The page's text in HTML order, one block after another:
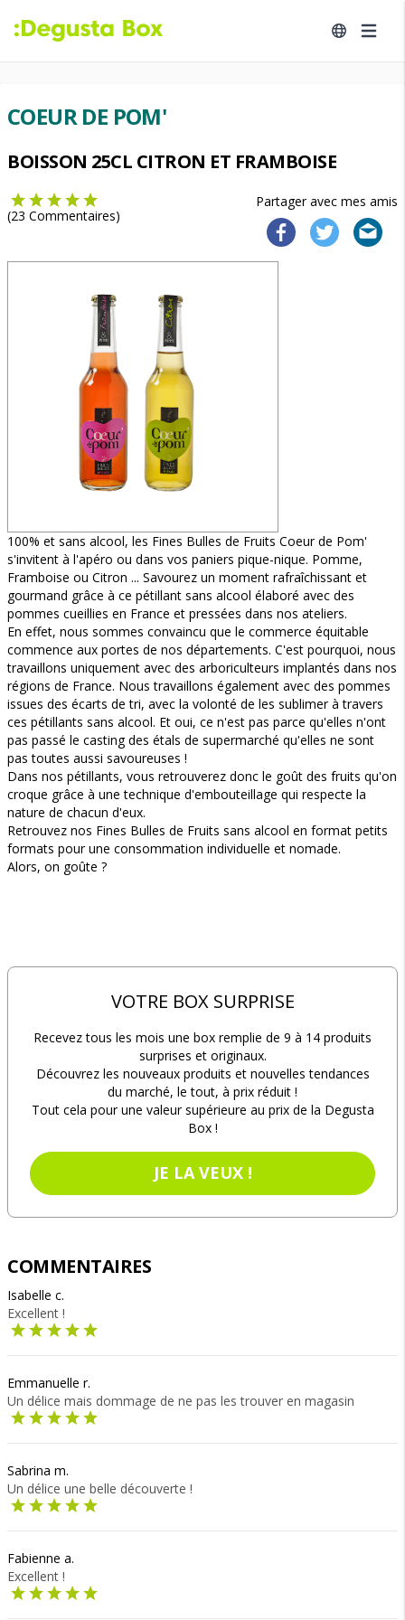
COEUR DE POM'
BOISSON 25CL CITRON ET FRAMBOISE
Partager avec mes amis
(23 Commentaires)
100% et sans alcool, les Fines Bulles de Fruits Coeur de Pom'
s'invitent à l'apéro ou dans vos paniers pique-nique. Pomme,
Framboise ou Citron ... Savourez un moment rafraîchissant et
gourmand grâce à ce pétillant sans alcool élaboré avec des
pommes cueillies en France et pressées dans nos ateliers.
En effet, nous sommes convaincu que le commerce équitable
commence aux portes de nos départements. C'est pourquoi, nous
travaillons uniquement avec des arboriculteurs implantés dans nos
régions de France. Nous travaillons également avec des pommes
issues des écarts de tri, avec la volonté de les sublimer à travers
ces pétillants sans alcool. Et oui, ce n'est pas parce qu'elles n'ont
pas passé le casting des étals de supermarché qu'elles ne sont
pas toutes aussi savoureuses !
Dans nos pétillants, vous retrouverez donc le goût des fruits qu'on
croque grâce à une technique d'embouteillage qui respecte la
nature de chacun d'eux.
Retrouvez nos Fines Bulles de Fruits sans alcool en format petits
formats pour une consommation individuelle et nomade.
Alors, on goûte ?
VOTRE BOX SURPRISE
Recevez tous les mois une box remplie de 9 à 14 produits
surprises et originaux.
Découvrez les nouveaux produits et nouvelles tendances
du marché, le tout, à prix réduit !
Tout cela pour une valeur supérieure au prix de la Degusta
Box !
JE LA VEUX !
COMMENTAIRES
Isabelle c.
Excellent !
Emmanuelle r.
Un délice mais dommage de ne pas les trouver en magasin
Sabrina m.
Un délice une belle découverte !
Fabienne a.
Excellent !